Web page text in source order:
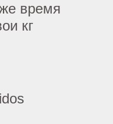
время
кг